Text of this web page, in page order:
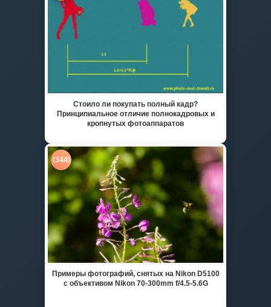
Стоило ли покупать полный кадр?
Принципиальное отличие полнокадровых и
кропнутых фотоаппаратов
(344)
Примеры фотографий, снятых на Nikon D5100
с объективом Nikon 70-300mm f/4.5-5.6G